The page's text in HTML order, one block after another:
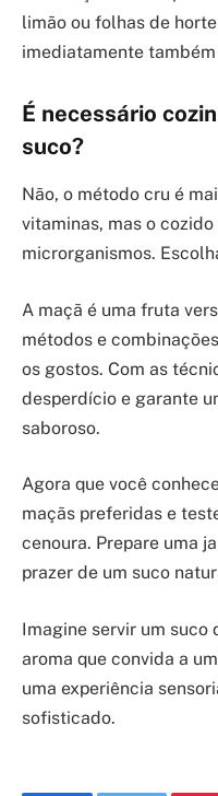
limão ou folhas de
imediatamente
É necessário
suco?
Não, o método cru é
vitaminas, mas o
microrganismos.
A maçã é uma fruta
métodos e
os gostos. Com as
desperdício e garante
saboroso.
Agora que você
maçãs preferidas e
cenoura. Prepare uma
prazer de um suco
Imagine servir um suco
aroma que convida a
uma experiência
sofisticado.